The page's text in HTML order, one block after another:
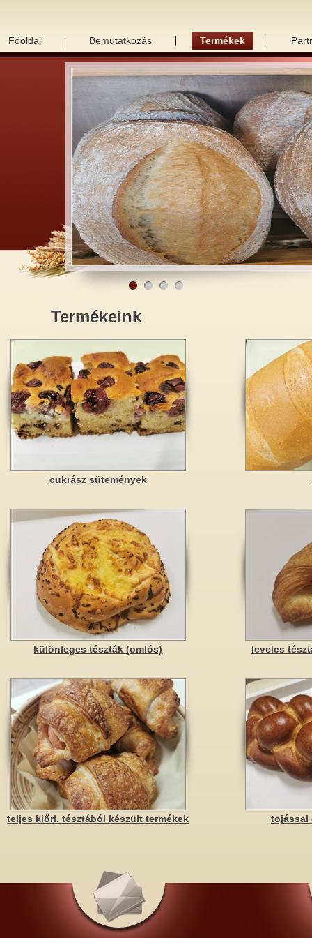
Főoldal Bemutatkozás Termékek
Termékeink
cukrász sütemények
különleges tészták (omlós) leveles
teljes kiőrl. tésztából készült termékek tojással